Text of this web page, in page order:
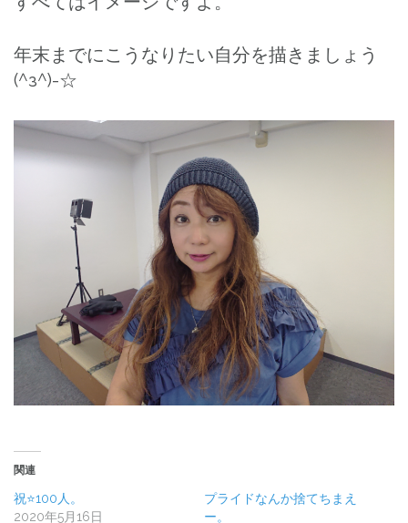
年末までにこうなりたい自分を描きましょう
(^з^)-☆
関連
祝⭐100人。
2020年5月16日
プライドなんか捨てちまえ
ー。